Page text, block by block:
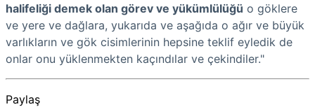
halifeliği demek olan görev ve yükümlülüğü o göklere
ve yere ve dağlara, yukarıda ve aşağıda o ağır ve büyük
varlıkların ve gök cisimlerinin hepsine teklif eyledik de
onlar onu yüklenmekten kaçındılar ve çekindiler."
Paylaş